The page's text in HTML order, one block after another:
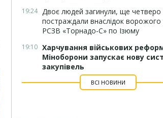
19:24 Двоє людей загинули, ще четверо
постраждали внаслідок ворожого
РСЗВ «Торнадо-С» по Ізюму
19:10 Харчування військових
Міноборони запускає нову
закупівель
ВСІ НОВИНИ